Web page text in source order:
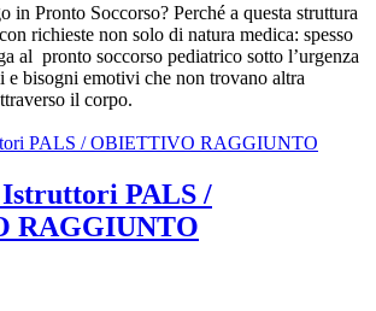
in Pronto Soccorso? Perché a questa struttura
richieste non solo di natura medica: spesso
al pronto soccorso pediatrico sotto l’urgenza
e bisogni emotivi che non trovano altra
il corpo.
PALS /
RAGGIUNTO